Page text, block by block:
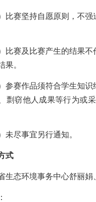
比赛坚持自愿原则，不
比赛及比赛产生的结果
果。
参赛作品须符合学生知
剽窃他人成果等行为或
未尽事宜另行通知。
式
生态环境事务中心舒丽娟